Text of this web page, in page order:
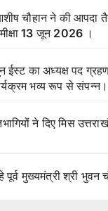
चौहान ने की आपदा
13 जून 2026 ।
ईस्ट का अध्यक्ष पद
भव्य रूप से संपन्न।
ने दिए मिस
पूर्व मुख्यमंत्री श्री भुवन